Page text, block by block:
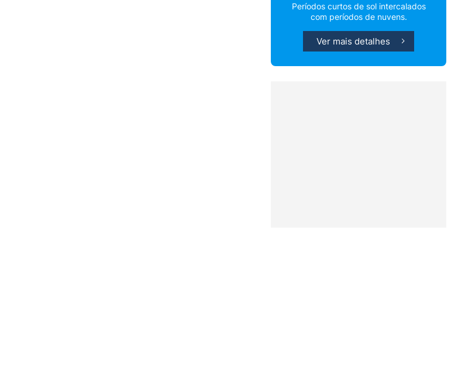
Períodos curtos de sol intercalados
com períodos de nuvens.
Ver mais detalhes